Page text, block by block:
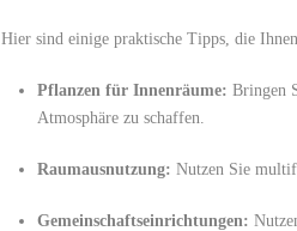
Hier ⁤sind einige praktische Tipps,⁣ die
Pflanzen ​für Innenräume: Bringen
Atmosphäre zu⁤ schaffen.
Raumausnutzung: Nutzen Sie
Gemeinschaftseinrichtungen: